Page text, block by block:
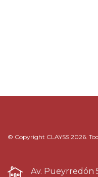
© Copyright CLAYSS 2026.
Av. Pueyrredón